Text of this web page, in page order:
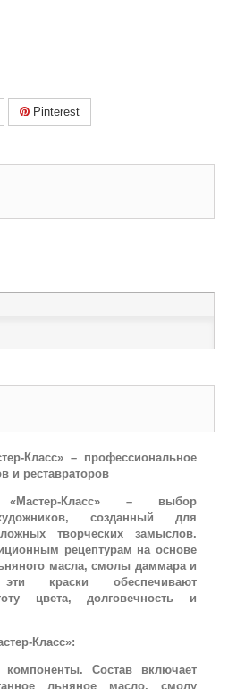
Pinterest
Класс» – профессиональное
и реставраторов
Класс» – выбор
созданный для
творческих замыслов.
рецептурам на основе
масла, смолы даммара и
краски обеспечивают
цвета, долговечность и
Класс»:
компоненты. Состав включает
льняное масло, смолу